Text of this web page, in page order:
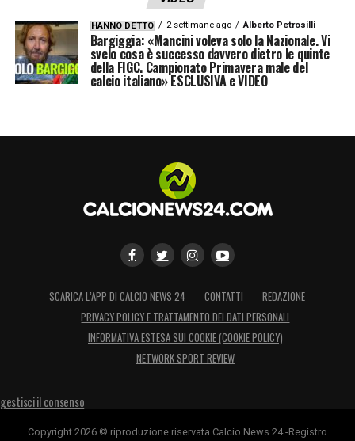
HANNO DETTO 2 settimane ago Alberto Petrosilli
Bargiggia: «Mancini voleva solo la Nazionale. Vi
svelo cosa è successo davvero dietro le quinte
della FIGC. Campionato Primavera male del
calcio italiano» ESCLUSIVA e VIDEO
SCARICA L’APP DI CALCIO NEWS 24 CONTATTI
REDAZIONE
PRIVACY POLICY E TRATTAMENTO DEI DATI PERSONALI
INFORMATIVA ESTESA SUI COOKIE (COOKIE POLICY)
NETWORK SPORT REVIEW
gestisci il consenso
Copyright 2026 © riproduzione riservata Calcio News 24 -Registro